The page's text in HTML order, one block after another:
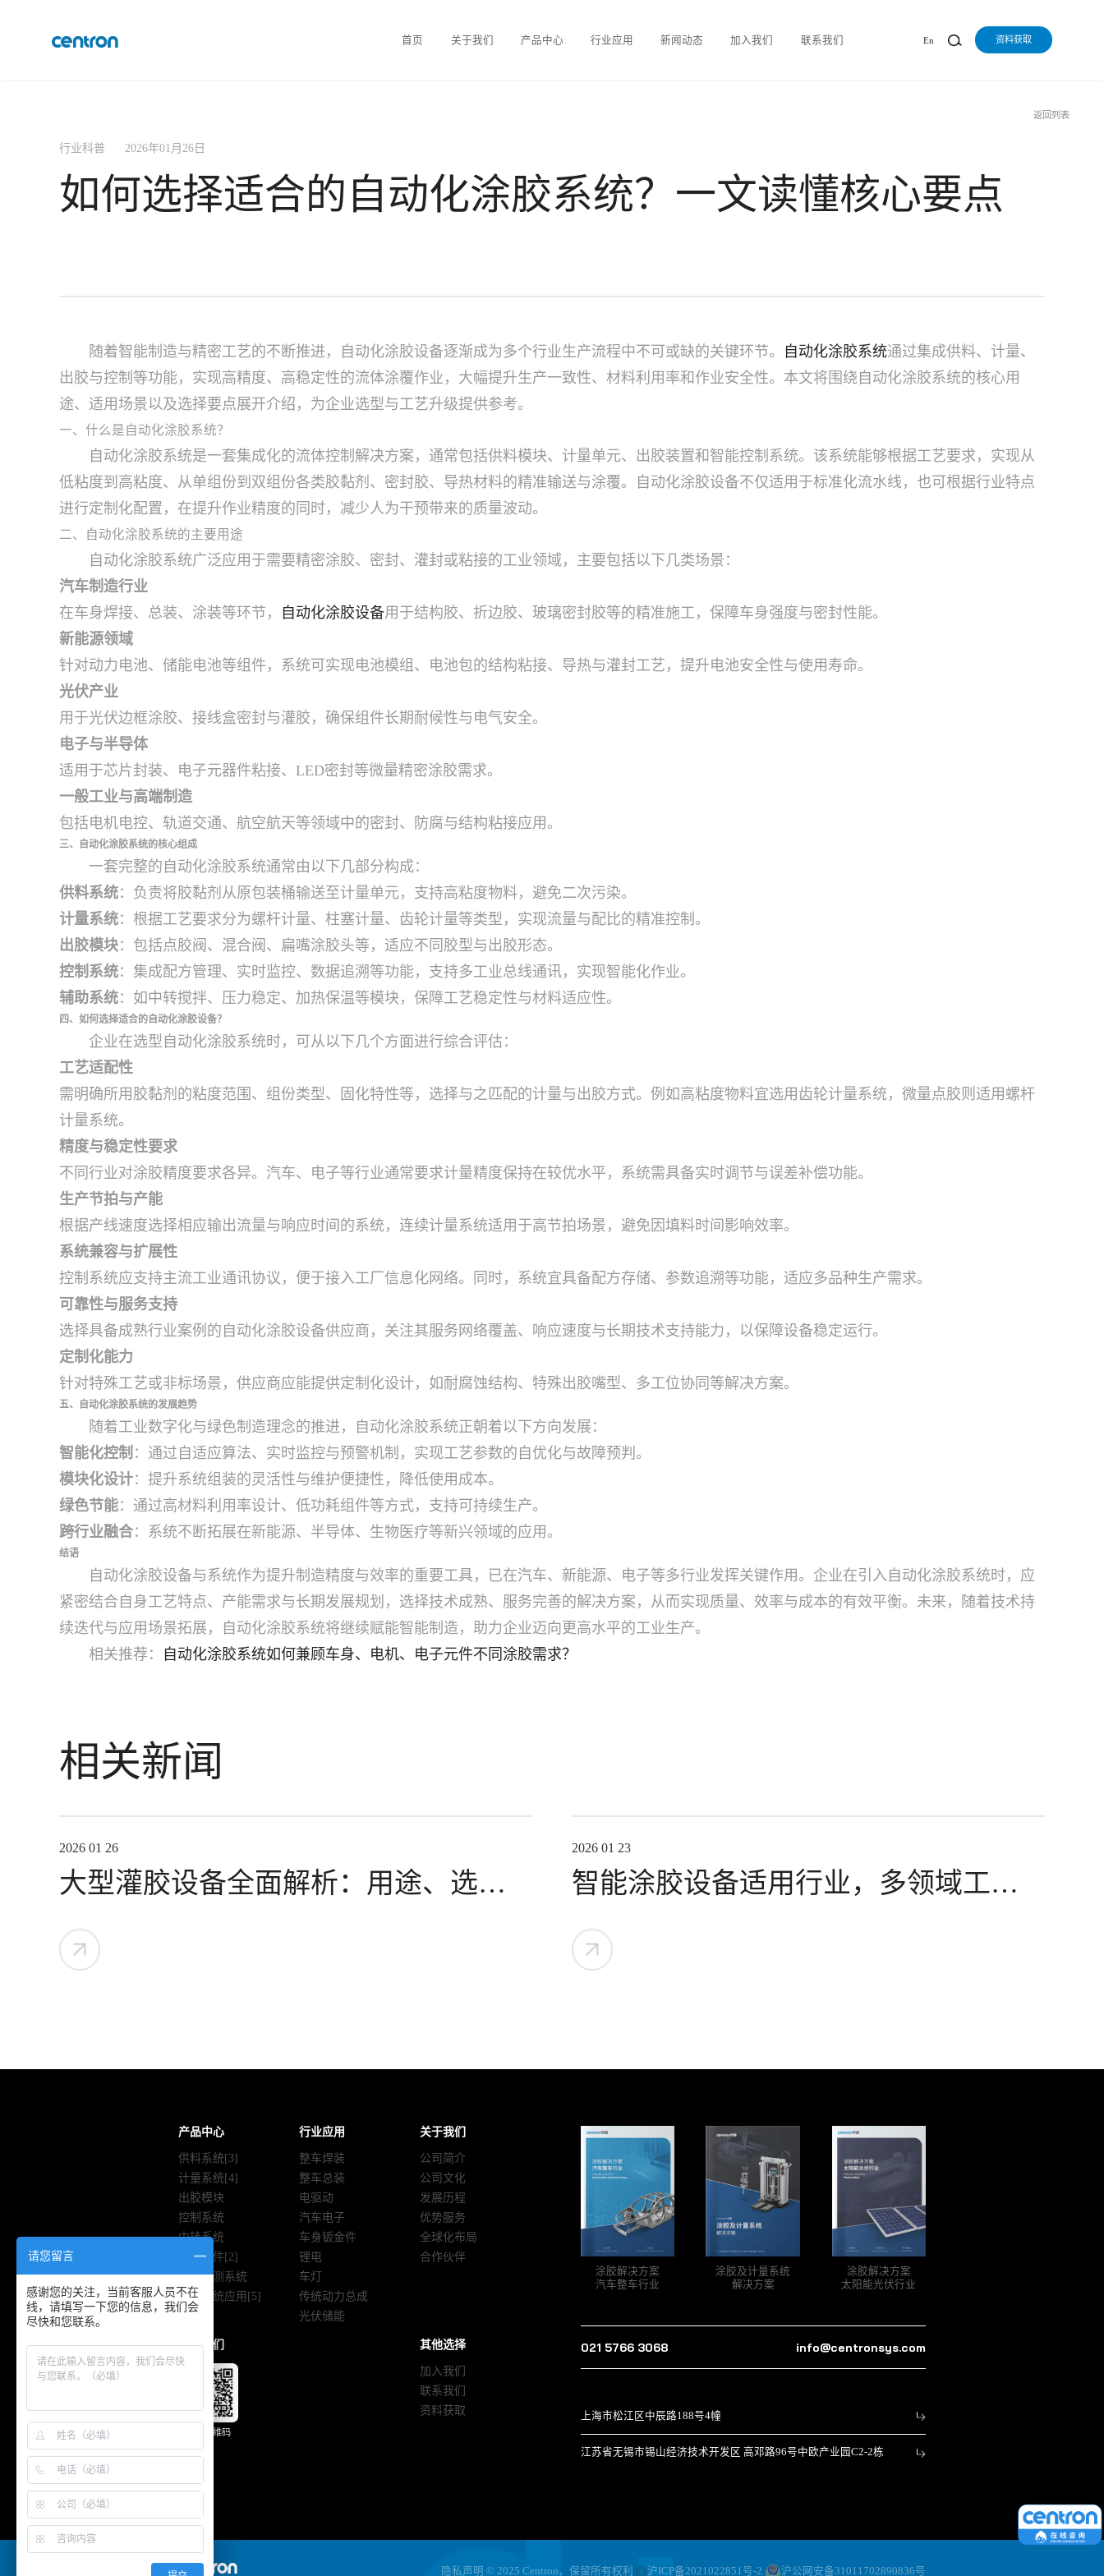
资料获取
En
首页 关于我们 产品中心 行业应用 新闻动态 加入我们 联系我们
返回列表
行业科普 2026年01月26日
如何选择适合的自动化涂胶系统？一文读懂核心要点
随着智能制造与精密工艺的不断推进，自动化涂胶设备逐渐成为多个行业生产流程中不可或缺的关键环节。 自动化涂胶系统通过集成供料、计量、
出胶与控制等功能，实现高精度、高稳定性的流体涂覆作业，大幅提升生产一致性、材料利用率和作业安全性。本文将围绕自动化涂胶系统的核心用
途、适用场景以及选择要点展开介绍，为企业选型与工艺升级提供参考。
一、什么是自动化涂胶系统？
自动化涂胶系统是一套集成化的流体控制解决方案，通常包括供料模块、计量单元、出胶装置和智能控制系统。该系统能够根据工艺要求，实现从
低粘度到高粘度、从单组份到双组份各类胶黏剂、密封胶、导热材料的精准输送与涂覆。自动化涂胶设备不仅适用于标准化流水线，也可根据行业特点
进行定制化配置，在提升作业精度的同时，减少人为干预带来的质量波动。
二、自动化涂胶系统的主要用途
自动化涂胶系统广泛应用于需要精密涂胶、密封、灌封或粘接的工业领域，主要包括以下几类场景：
汽车制造行业
在车身焊接、总装、涂装等环节，
自动化涂胶设备用于结构胶、折边胶、玻璃密封胶等的精准施工，保障车身强度与密封性能。
新能源领域
针对动力电池、储能电池等组件，系统可实现电池模组、电池包的结构粘接、导热与灌封工艺，提升电池安全性与使用寿命。
光伏产业
用于光伏边框涂胶、接线盒密封与灌胶，确保组件长期耐候性与电气安全。
电子与半导体
适用于芯片封装、电子元器件粘接、LED密封等微量精密涂胶需求。
一般工业与高端制造
包括电机电控、轨道交通、航空航天等领域中的密封、防腐与结构粘接应用。
三、自动化涂胶系统的核心组成
一套完整的自动化涂胶系统通常由以下几部分构成：
供料系统：负责将胶黏剂从原包装桶输送至计量单元，支持高粘度物料，避免二次污染。
计量系统：根据工艺要求分为螺杆计量、柱塞计量、齿轮计量等类型，实现流量与配比的精准控制。
出胶模块：包括点胶阀、混合阀、扁嘴涂胶头等，适应不同胶型与出胶形态。
控制系统：集成配方管理、实时监控、数据追溯等功能，支持多工业总线通讯，实现智能化作业。
辅助系统：如中转搅拌、压力稳定、加热保温等模块，保障工艺稳定性与材料适应性。
四、如何选择适合的自动化涂胶设备？
企业在选型自动化涂胶系统时，可从以下几个方面进行综合评估：
工艺适配性
需明确所用胶黏剂的粘度范围、组份类型、固化特性等，选择与之匹配的计量与出胶方式。例如高粘度物料宜选用齿轮计量系统，微量点胶则适用螺杆
计量系统。
精度与稳定性要求
不同行业对涂胶精度要求各异。汽车、电子等行业通常要求计量精度保持在较优水平，系统需具备实时调节与误差补偿功能。
生产节拍与产能
根据产线速度选择相应输出流量与响应时间的系统，连续计量系统适用于高节拍场景，避免因填料时间影响效率。
系统兼容与扩展性
控制系统应支持主流工业通讯协议，便于接入工厂信息化网络。同时，系统宜具备配方存储、参数追溯等功能，适应多品种生产需求。
可靠性与服务支持
选择具备成熟行业案例的自动化涂胶设备供应商，关注其服务网络覆盖、响应速度与长期技术支持能力，以保障设备稳定运行。
定制化能力
针对特殊工艺或非标场景，供应商应能提供定制化设计，如耐腐蚀结构、特殊出胶嘴型、多工位协同等解决方案。
五、自动化涂胶系统的发展趋势
随着工业数字化与绿色制造理念的推进，自动化涂胶系统正朝着以下方向发展：
智能化控制 ：通过自适应算法、实时监控与预警机制，实现工艺参数的自优化与故障预判。
模块化设计：提升系统组装的灵活性与维护便捷性，降低使用成本。
绿色节能：通过高材料利用率设计、低功耗组件等方式，支持可持续生产。
跨行业融合：系统不断拓展在新能源、半导体、生物医疗等新兴领域的应用。
结语
自动化涂胶设备与系统作为提升制造精度与效率的重要工具，已在汽车、新能源、电子等多行业发挥关键作用。企业在引入自动化涂胶系统时，应
紧密结合自身工艺特点、产能需求与长期发展规划，选择技术成熟、服务完善的解决方案，从而实现质量、效率与成本的有效平衡。未来，随着技术持
续迭代与应用场景拓展，自动化涂胶系统将继续赋能智能制造，助力企业迈向更高水平的工业生产。
相关推荐：
自动化涂胶系统如何兼顾车身、电机、电子元件不同涂胶需求？
相关新闻
2026 01 26
大型灌胶设备全面解析：用途、选购
2026 01 23
智能涂胶设备适用行业，多领域工业
产品中心
供料系统[3]
计量系统[4]
出胶模块
控制系统
中转系统
流体组件[2]
视觉检测系统
涂胶系统应用[5]
行业应用
整车焊装
整车总装
电驱动
汽车电子
车身钣金件
锂电
车灯
传统动力总成
光伏储能
关于我们
公司简介
公司文化
发展历程
优势服务
全球化布局
合作伙伴
关注我们
微信二维码
其他选择
加入我们
联系我们
资料获取
涂胶解决方案
汽车整车行业
涂胶及计量系统
解决方案
涂胶解决方案
太阳能光伏行业
021 5766 3068 info@centronsys.com
上海市松江区中辰路188号4幢
江苏省无锡市锡山经济技术开发区 高邓路96号中欧产业园C2-2栋
隐私声明 © 2025 Centron，保留所有权利 沪ICP备2021022851号-2 沪公网安备31011702890836号
请您留言
感谢您的关注，当前客服人员不在
线，请填写一下您的信息，我们会
尽快和您联系。